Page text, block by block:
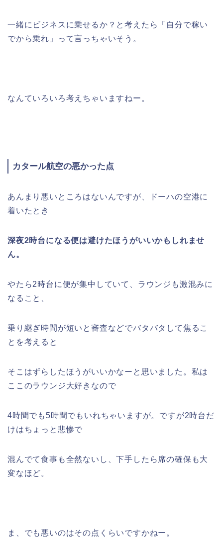
一緒にビジネスに乗せるか？と考えたら「自分で稼い
でから乗れ」って言っちゃいそう。
なんていろいろ考えちゃいますねー。
カタール航空の悪かった点
あんまり悪いところはないんですが、ドーハの空港に
着いたとき
深夜2時台になる便は避けたほうがいいかもしれませ
ん。
やたら2時台に便が集中していて、ラウンジも激混みに
なること、
乗り継ぎ時間が短いと審査などでバタバタして焦るこ
とを考えると
そこはずらしたほうがいいかなーと思いました。私は
ここのラウンジ大好きなので
4時間でも5時間でもいれちゃいますが。ですが2時台だ
けはちょっと悲惨で
混んでて食事も全然ないし、下手したら席の確保も大
変なほど。
ま、でも悪いのはその点くらいですかねー。